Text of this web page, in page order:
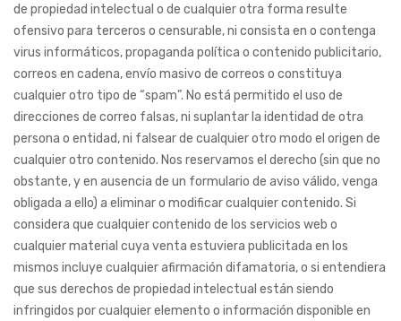
de propiedad intelectual o de cualquier otra forma resulte
ofensivo para terceros o censurable, ni consista en o contenga
virus informáticos, propaganda política o contenido publicitario,
correos en cadena, envío masivo de correos o constituya
cualquier otro tipo de “spam”. No está permitido el uso de
direcciones de correo falsas, ni suplantar la identidad de otra
persona o entidad, ni falsear de cualquier otro modo el origen de
cualquier otro contenido. Nos reservamos el derecho (sin que no
obstante, y en ausencia de un formulario de aviso válido, venga
obligada a ello) a eliminar o modificar cualquier contenido. Si
considera que cualquier contenido de los servicios web o
cualquier material cuya venta estuviera publicitada en los
mismos incluye cualquier afirmación difamatoria, o si entendiera
que sus derechos de propiedad intelectual están siendo
infringidos por cualquier elemento o información disponible en